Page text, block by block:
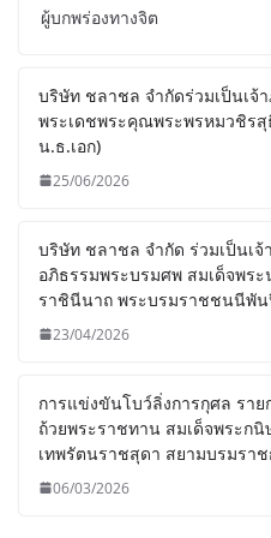
ผู้บกพร่องทางจิต
บริษัท ชลาชล จำกัดร่วมเป็นเจ้
พระเดชพระคุณพระพรหมวชิร
น.ธ.เอก)
25/06/2026
บริษัท ชลาชล จำกัด ร่วมเป็นเ
อภิธรรมพระบรมศพ สมเด็จพระ
ราชินีนาถ พระบรมราชชนนีพัน
23/04/2026
การแข่งขันโบว์ลิ่งการกุศล ราย
ถ้วยพระราชทาน สมเด็จพระกนิ
เทพรัตนราชสุดา สยามบรมราช
06/03/2026